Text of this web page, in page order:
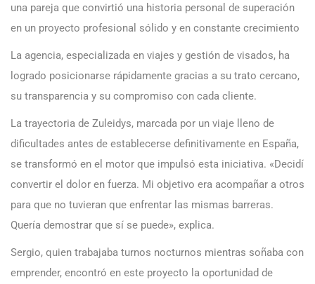
una pareja que convirtió una historia personal de superación
en un proyecto profesional sólido y en constante crecimiento
La agencia, especializada en viajes y gestión de visados, ha
logrado posicionarse rápidamente gracias a su trato cercano,
su transparencia y su compromiso con cada cliente.
La trayectoria de Zuleidys, marcada por un viaje lleno de
dificultades antes de establecerse definitivamente en España,
se transformó en el motor que impulsó esta iniciativa. «Decidí
convertir el dolor en fuerza. Mi objetivo era acompañar a otros
para que no tuvieran que enfrentar las mismas barreras.
Quería demostrar que sí se puede», explica.
Sergio, quien trabajaba turnos nocturnos mientras soñaba con
emprender, encontró en este proyecto la oportunidad de